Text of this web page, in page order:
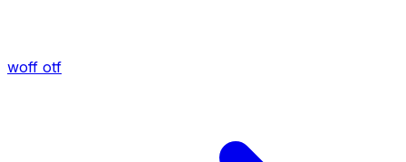
woff otf